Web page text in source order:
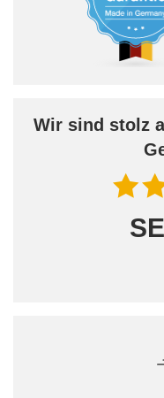
Wir sind stolz